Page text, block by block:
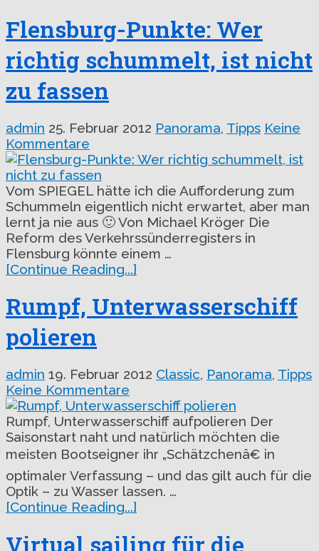
Flensburg-Punkte: Wer
richtig schummelt, ist nicht
zu fassen
admin 25. Februar 2012 Panorama, Tipps Keine
Kommentare
Vom SPIEGEL hätte ich die Aufforderung zum
Schummeln eigentlich nicht erwartet, aber man
lernt ja nie aus 🙂 Von Michael Kröger Die
Reform des Verkehrssünderregisters in
Flensburg könnte einem …
[Continue Reading...]
Rumpf, Unterwasserschiff
polieren
admin 19. Februar 2012 Classic, Panorama, Tipps
Keine Kommentare
Rumpf, Unterwasserschiff aufpolieren Der
Saisonstart naht und natürlich möchten die
meisten Bootseigner ihr „Schätzchenâ€ in
optimaler Verfassung – und das gilt auch für die
Optik – zu Wasser lassen. …
[Continue Reading...]
Virtual sailing für die